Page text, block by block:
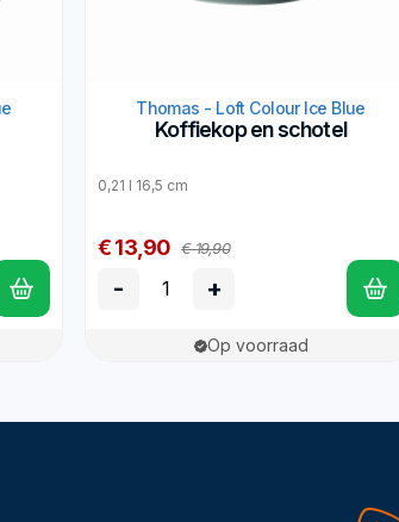
Thomas - Loft Colour Ice Blue
Koffiekop en schotel
0,21 l 16,5 cm
€ 13,90 € 19,90
- +
Op voorraad